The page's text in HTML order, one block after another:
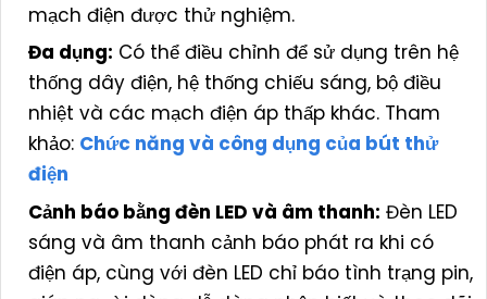
mạch điện được thử nghiệm.
Đa dụng: Có thể điều chỉnh để sử dụng trên hệ
thống dây điện, hệ thống chiếu sáng, bộ điều
nhiệt và các mạch điện áp thấp khác. Tham
khảo: Chức năng và công dụng của bút thử
điện
Cảnh báo bằng đèn LED và âm thanh: Đèn LED
sáng và âm thanh cảnh báo phát ra khi có
điện áp, cùng với đèn LED chỉ báo tình trạng pin,